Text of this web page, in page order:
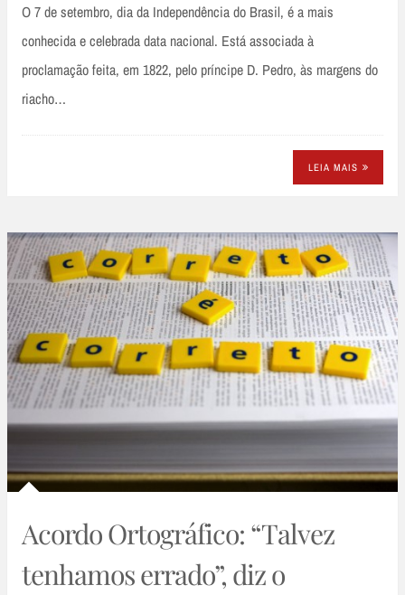
O 7 de setembro, dia da Independência do Brasil, é a mais
conhecida e celebrada data nacional. Está associada à
proclamação feita, em 1822, pelo príncipe D. Pedro, às margens do
riacho…
LEIA MAIS
Acordo Ortográfico: “Talvez
tenhamos errado”, diz o